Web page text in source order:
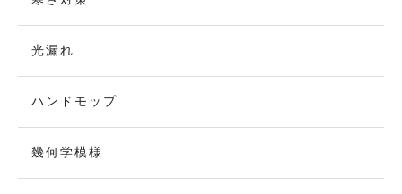
光漏れ
ハンドモップ
幾何学模様